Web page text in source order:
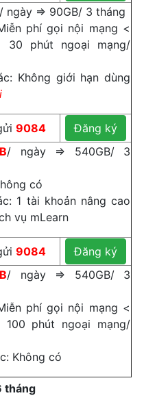
/ ngày ⇒ 90GB/ 3 tháng
phí gọi nội mạng <
30 phút ngoại mạng/
Không giới hạn dùng
9084
Đăng ký
/ ngày ⇒ 540GB/ 3
có
1 tài khoản nâng cao
vụ mLearn
9084
Đăng ký
/ ngày ⇒ 540GB/ 3
phí gọi nội mạng <
phút ngoại mạng/
Không có
tháng